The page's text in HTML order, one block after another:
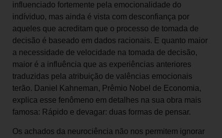
influenciado fortemente pela emocionalidade do
indíviduo, mas ainda é vista com desconfiança por
aqueles que acreditam que o processo de tomada de
decisão é baseado em dados racionais. E quanto maior
a necessidade de velocidade na tomada de decisão,
maior é a influência que as experiências anteriores
traduzidas pela atribuição de valências emocionais
terão. Daniel Kahneman, Prêmio Nobel de Economia,
explica esse fenômeno em detalhes na sua obra mais
famosa: Rápido e devagar: duas formas de pensar.
Os achados da neurociência não nos permitem ignorar